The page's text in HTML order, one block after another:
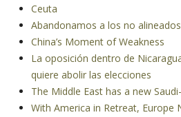
Ceuta
Abandonamos a los no alineados
China’s Moment of Weakness
La oposición dentro de
quiere abolir las elecciones
The Middle East has a new
With America in Retreat, Europe